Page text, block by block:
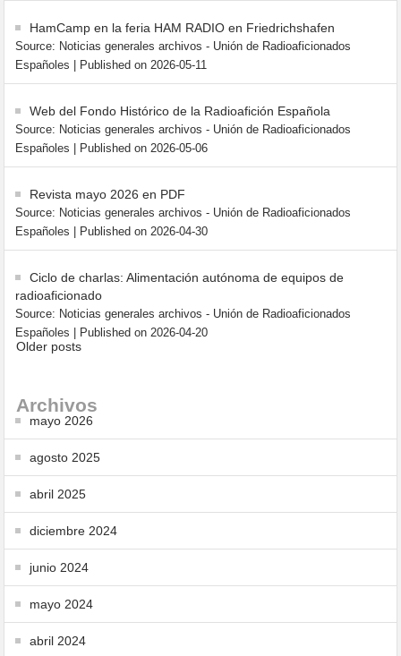
HamCamp en la feria HAM RADIO en Friedrichshafen
Source: Noticias generales archivos - Unión de Radioaficionados
Españoles
Published on 2026-05-11
Web del Fondo Histórico de la Radioafición Española
Source: Noticias generales archivos - Unión de Radioaficionados
Españoles
Published on 2026-05-06
Revista mayo 2026 en PDF
Source: Noticias generales archivos - Unión de Radioaficionados
Españoles
Published on 2026-04-30
Ciclo de charlas: Alimentación autónoma de equipos de
radioaficionado
Source: Noticias generales archivos - Unión de Radioaficionados
Españoles
Published on 2026-04-20
Older posts
Archivos
mayo 2026
agosto 2025
abril 2025
diciembre 2024
junio 2024
mayo 2024
abril 2024